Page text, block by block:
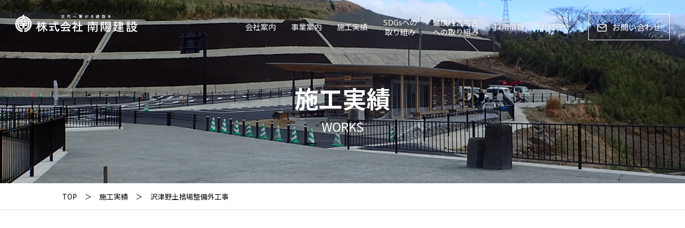
会社案内 事業案内 施工実績
SDGsへの
取り組み
健康経営宣言
への取り組み
採用情報 お知らせ お問い合わせ
施工実績
WORKS
TOP 施工実績 沢津野土捨場整備外工事